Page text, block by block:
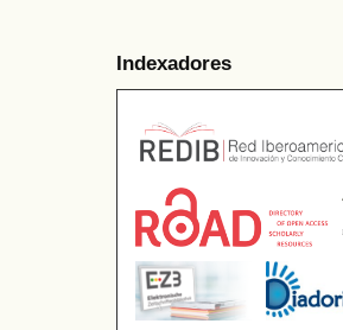
Indexadores